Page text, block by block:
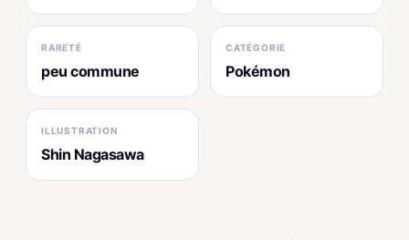
RARETÉ
peu commune
CATÉGORIE
Pokémon
ILLUSTRATION
Shin Nagasawa